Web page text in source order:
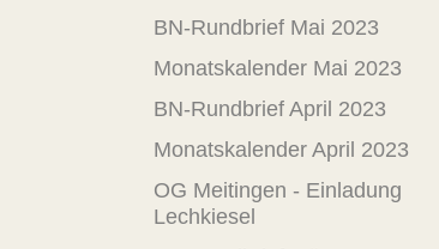
BN-Rundbrief Mai 2023
Monatskalender Mai 2023
BN-Rundbrief April 2023
Monatskalender April 2023
OG Meitingen - Einladung
Lechkiesel